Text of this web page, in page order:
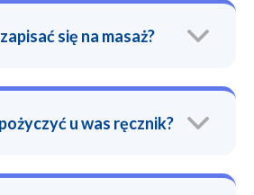
się na masaż?
u was ręcznik?